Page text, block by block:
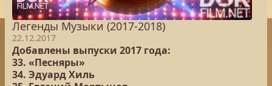
Легенды Музыки (2017-2018)
22.12.2017
Добавлены выпуски 2017 года:
33. «Песняры»
34. Эдуард Хиль